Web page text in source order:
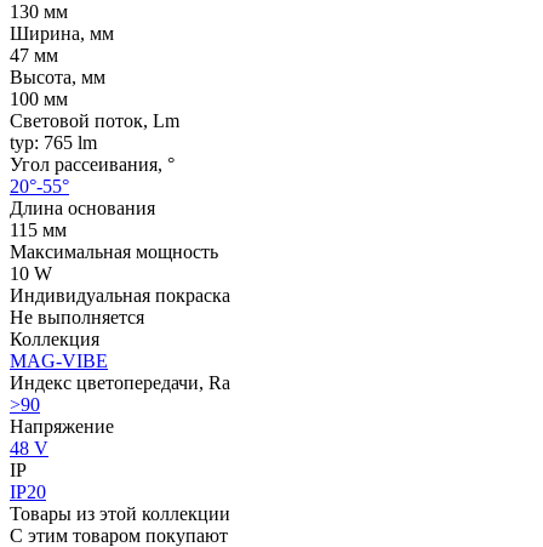
130 мм
Ширина, мм
47 мм
Высота, мм
100 мм
Световой поток, Lm
typ: 765 lm
Угол рассеивания, °
20°-55°
Длина основания
115 мм
Максимальная мощность
10 W
Индивидуальная покраска
Не выполняется
Коллекция
MAG-VIBE
Индекс цветопередачи, Ra
>90
Напряжение
48 V
IP
IP20
Товары из этой коллекции
С этим товаром покупают